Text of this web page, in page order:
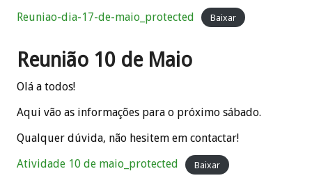
Reuniao-dia-17-de-maio_protected
Baixar
Reunião 10 de Maio
Olá a todos!
Aqui vão as informações para o próximo sábado.
Qualquer dúvida, não hesitem em contactar!
Atividade 10 de maio_protected
Baixar